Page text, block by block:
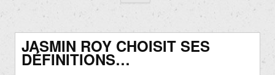
contenu
JASMIN ROY CHOISIT SES
DÉFINITIONS…